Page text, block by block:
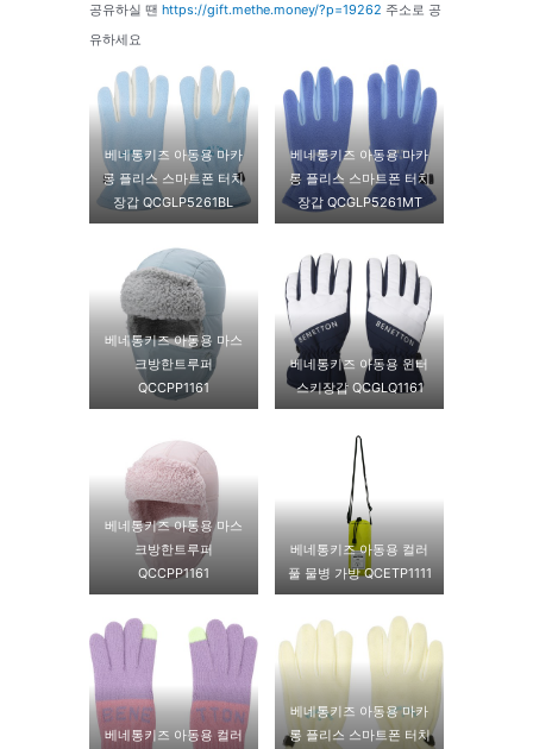
공유하실 땐 https://gift.methe.money/?p=19262 주소로 공
유하세요
베네통키즈 아동용 마카
롱 플리스 스마트폰 터치
장갑 QCGLP5261BL
베네통키즈 아동용 마카
롱 플리스 스마트폰 터치
장갑 QCGLP5261MT
베네통키즈 아동용 마스
크방한트루퍼
QCCPP1161
베네통키즈 아동용 윈터
스키장갑 QCGLQ1161
베네통키즈 아동용 마스
크방한트루퍼
QCCPP1161
베네통키즈 아동용 컬러
풀 물병 가방 QCETP1111
베네통키즈 아동용 컬러
베네통키즈 아동용 마카
롱 플리스 스마트폰 터치